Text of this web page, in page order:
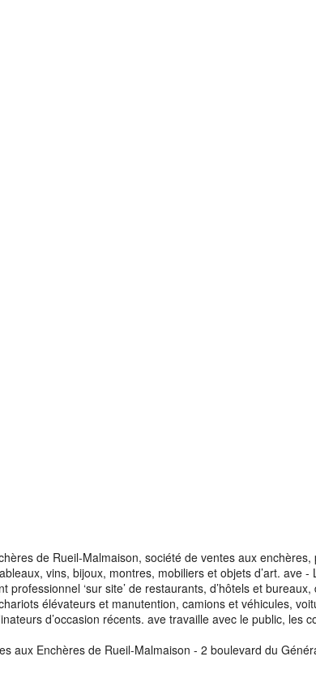
de Rueil-Malmaison, société de ventes aux
vins, bijoux, montres, mobiliers et objets d’art. ave
professionnel ‘sur site’ de restaurants, d’hôtels et
élévateurs et manutention, camions et véhicules,
d’occasion récents. ave travaille avec le public, les
aux Enchères de Rueil-Malmaison - 2 boulevard du